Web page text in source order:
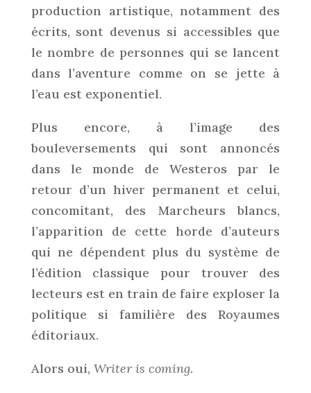
production artistique, notamment des
écrits, sont devenus si accessibles que
le nombre de personnes qui se lancent
dans l’aventure comme on se jette à
l’eau est exponentiel.
Plus encore, à l’image des
bouleversements qui sont annoncés
dans le monde de Westeros par le
retour d’un hiver permanent et celui,
concomitant, des Marcheurs blancs,
l’apparition de cette horde d’auteurs
qui ne dépendent plus du système de
l’édition classique pour trouver des
lecteurs est en train de faire exploser la
politique si familière des Royaumes
éditoriaux.
Alors oui, Writer is coming.